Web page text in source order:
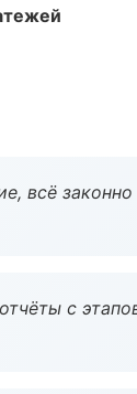
всё
с